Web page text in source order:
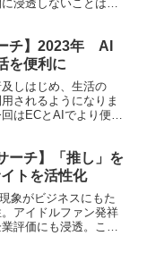
通じて機械学習をす
資料請求も無料でで
気軽に資料を取りよ
浸透しないことは、
します！商品の知名
果的な方...
チ】2023年 AI
を便利に
しはじめ、生活の
されるようになりま
はECとAIでより便利
ーチ】「推し」を
トを活性化
象がビジネスにもた
アイドルファン発祥
評価にも浸透。この